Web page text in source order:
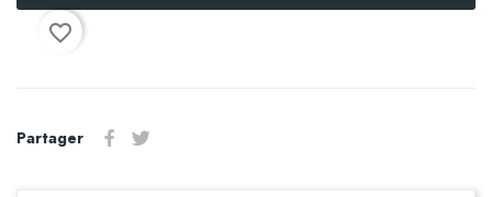
favorite_border
Partager